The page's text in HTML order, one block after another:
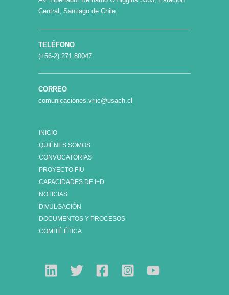
Central, Santiago de Chile.
TELÉFONO
(+56-2) 271 80047
CORREO
comunicaciones.vriic@usach.cl
INICIO
QUIÉNES SOMOS
CONVOCATORIAS
PROYECTO FIU
CAPACIDADES DE I+D
NOTICIAS
DIVULGACIÓN
DOCUMENTOS Y PROCESOS
COMITÉ ÉTICA